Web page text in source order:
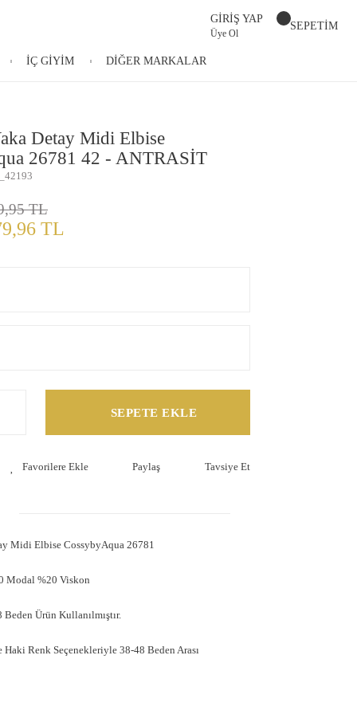
GİRİŞ YAP
Üye Ol
SEPETİM
İÇ GİYİM DİĞER MARKALAR
Detay Midi Elbise
26781 42 - ANTRASİT
TL
TL
SEPETE EKLE
Paylaş Tavsiye Et
Midi Elbise CossybyAqua 26781
Modal %20 Viskon
Ürün Kullanılmıştır.
Haki Renk Seçenekleriyle 38-48 Beden Arası